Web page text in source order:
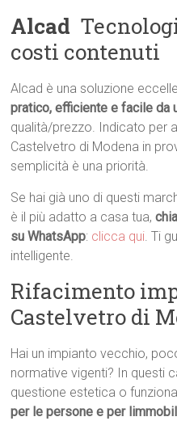
Alcad 
costi contenuti
Alcad è una soluzione
pratico, efficiente e facile da
qualità/prezzo. Indicato per
Castelvetro di Modena in
semplicità è una priorità.
Se hai già uno di questi
è il più adatto a casa tua,
su WhatsApp: clicca qui. Ti
intelligente.
Rifacimento
Castelvetro di
Hai un impianto vecchio,
normative vigenti? In questi
questione estetica o
per le persone e per